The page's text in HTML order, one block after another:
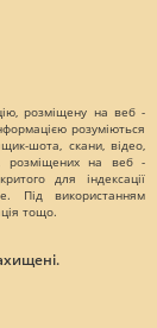
розміщену на веб -
розуміються
шота, скани, відео,
розміщених на веб -
для індексації
Під використанням
тощо.